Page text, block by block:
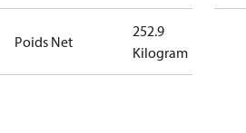
Poids Net
252.9
Kilogram